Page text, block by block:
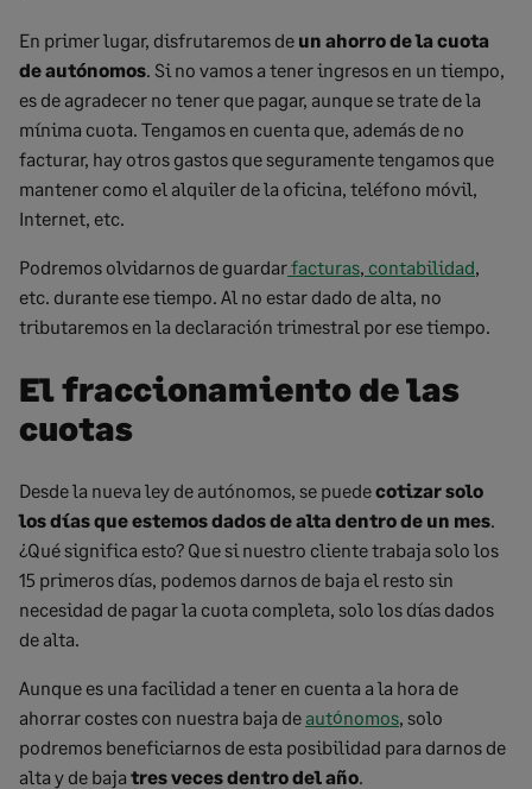
En primer lugar, disfrutaremos de un ahorro de la cuota
de autónomos. Si no vamos a tener ingresos en un tiempo,
es de agradecer no tener que pagar, aunque se trate de la
mínima cuota. Tengamos en cuenta que, además de no
facturar, hay otros gastos que seguramente tengamos que
mantener como el alquiler de la oficina, teléfono móvil,
Internet, etc.
Podremos olvidarnos de guardarfacturas, contabilidad,
etc. durante ese tiempo. Al no estar dado de alta, no
tributaremos en la declaración trimestral por ese tiempo.
El fraccionamiento de las
cuotas
Desde la nueva ley de autónomos, se puedecotizar solo
los días que estemos dados de alta dentro de un mes.
¿Qué significa esto? Que si nuestro cliente trabaja solo los
15 primeros días, podemos darnos de baja el resto sin
necesidad de pagar la cuota completa, solo los días dados
de alta.
Aunque es una facilidad a tener en cuenta a la hora de
ahorrar costes con nuestra baja de autónomos, solo
podremos beneficiarnos de esta posibilidad para darnos de
alta y de baja tres veces dentro del año.